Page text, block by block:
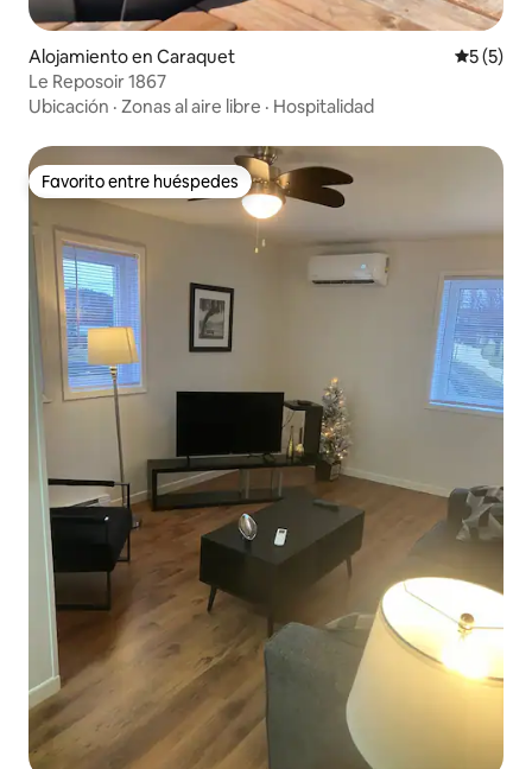
Alojamiento en Caraquet
5 (5)
Le Reposoir 1867
Ubicación · Zonas al aire libre · Hospitalidad
Favorito entre huéspedes
Favorito entre huéspedes